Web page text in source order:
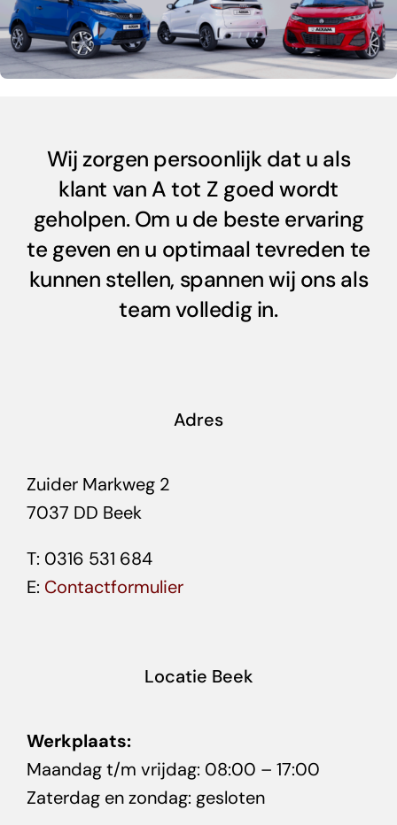
Wij zorgen persoonlijk dat u als
klant van A tot Z goed wordt
geholpen. Om u de beste ervaring
te geven en u optimaal tevreden te
kunnen stellen, spannen wij ons als
team volledig in.
Adres
Zuider Markweg 2
7037 DD Beek
T: 0316 531 684
E: Contactformulier
Locatie Beek
Werkplaats:
Maandag t/m vrijdag: 08:00 – 17:00
Zaterdag en zondag: gesloten